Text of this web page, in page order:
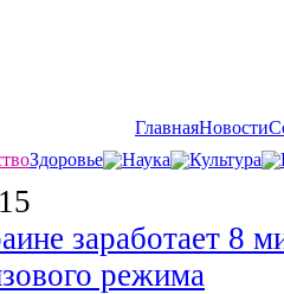
ГлавнаяНовости
Здоровье Наука Культура
заработает 8
режима